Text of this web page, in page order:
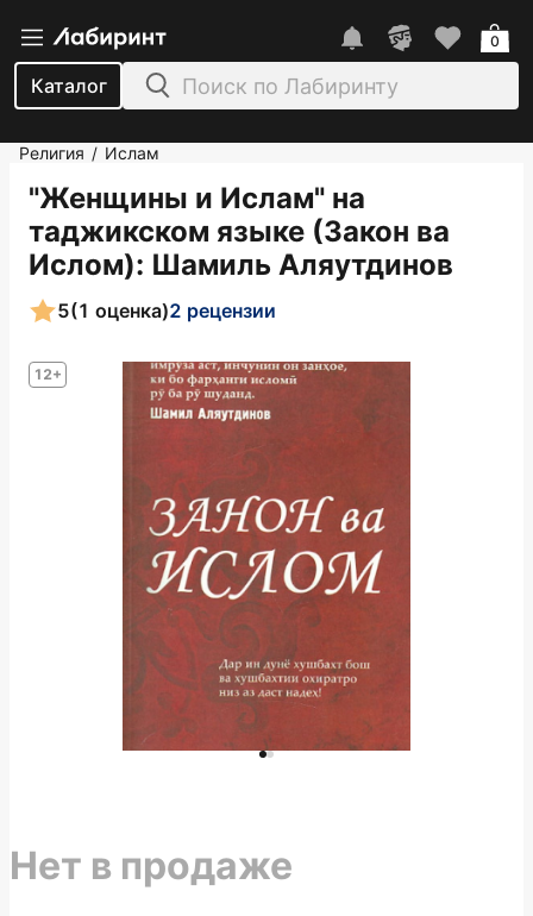
Каталог
0
Религия / Ислам
"Женщины и Ислам" на
таджикском языке (Закон ва
Ислом): Шамиль Аляутдинов
12+
5(1 оценка)2 рецензии
Нет в продаже